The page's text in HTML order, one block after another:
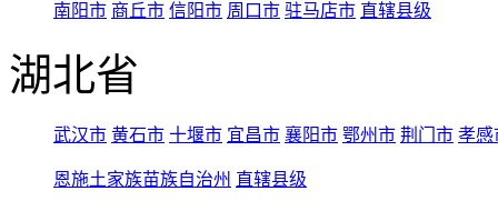
南阳市 商丘市 信阳市 周口市 驻马店市 直辖县级
湖北省
武汉市 黄石市 十堰市 宜昌市 襄阳市 鄂州市 荆门市 孝感
恩施土家族苗族自治州 直辖县级